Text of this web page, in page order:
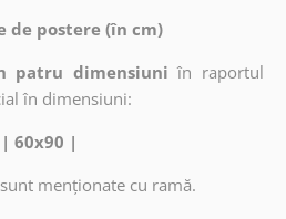
de postere (în cm)
patru dimensiuni în raportul
în dimensiuni:
60x90 |
menționate cu ramă.